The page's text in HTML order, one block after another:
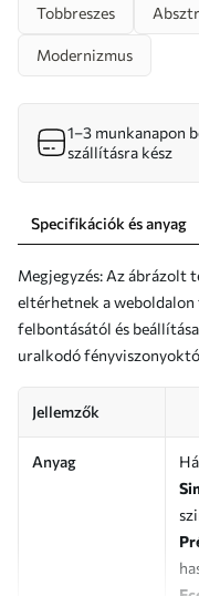
Tobbreszes
Modernizmus
1–3 munkanapon
szállításra kész
Specifikációk és anyag
Megjegyzés: Az ábrázolt
eltérhetnek a
felbontásától és
uralkodó
Jellemzők
Anyag